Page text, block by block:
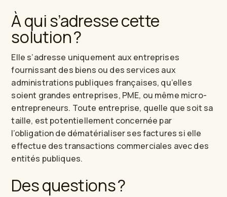
À qui s’adresse cette
solution ?
Elle s’adresse uniquement aux entreprises
fournissant des biens ou des services aux
administrations publiques françaises, qu’elles
soient grandes entreprises, PME, ou même micro-
entrepreneurs. Toute entreprise, quelle que soit sa
taille, est potentiellement concernée par
l’obligation de dématérialiser ses factures si elle
effectue des transactions commerciales avec des
entités publiques.
Des questions ?